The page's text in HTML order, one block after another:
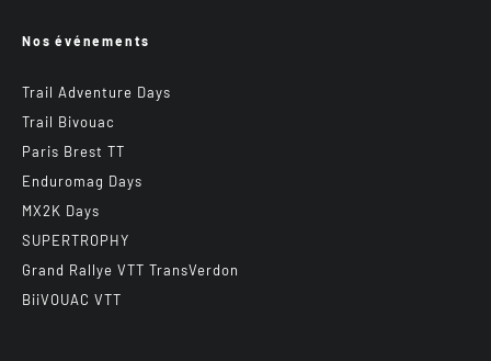
Nos événements
Trail Adventure Days
Trail Bivouac
Paris Brest TT
Enduromag Days
MX2K Days
SUPERTROPHY
Grand Rallye VTT TransVerdon
BiiVOUAC VTT